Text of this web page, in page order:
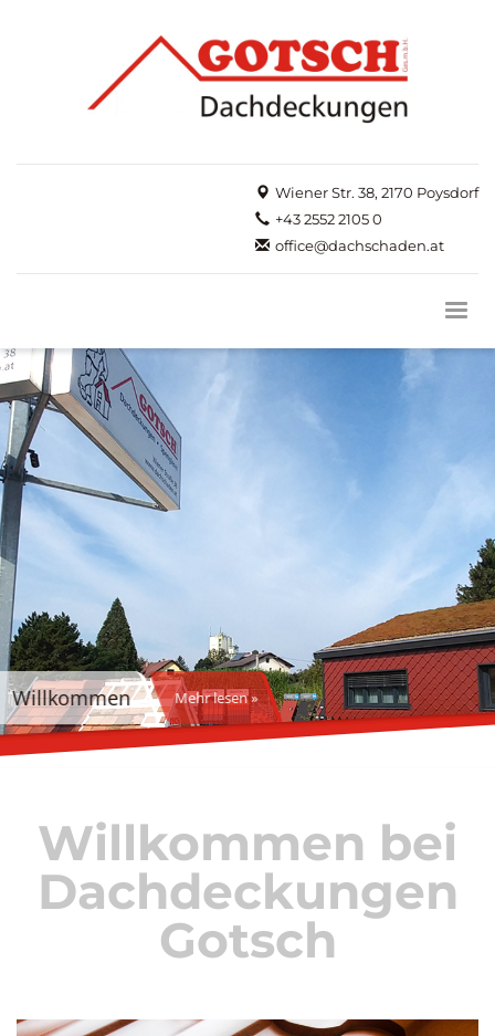
Wiener Str. 38, 2170 Poysdorf
+43 2552 2105 0
office@dachschaden.at
Willkommen Mehr lesen »
Willkommen bei
Dachdeckungen
Gotsch